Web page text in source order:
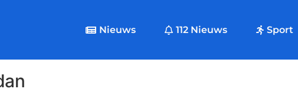
Nieuws 112 Nieuws Sport